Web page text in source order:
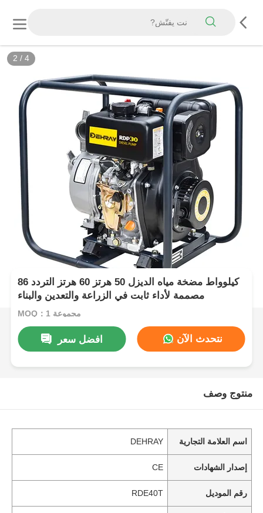
2 / 4
86 كيلوواط مضخة مياه الديزل 50 هرتز 60 هرتز التردد
مصممة لأداء ثابت في الزراعة والتعدين والبناء
MOQ：1 مجموعة
افضل سعر نتحدث الآن
منتوج وصف
اسم العلامة التجارية DEHRAY
إصدار الشهادات CE
رقم الموديل RDE40T